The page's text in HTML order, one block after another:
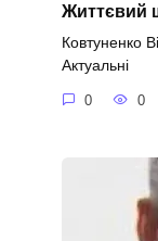
Життєвий
Ковтуненко
Актуальні
0 0